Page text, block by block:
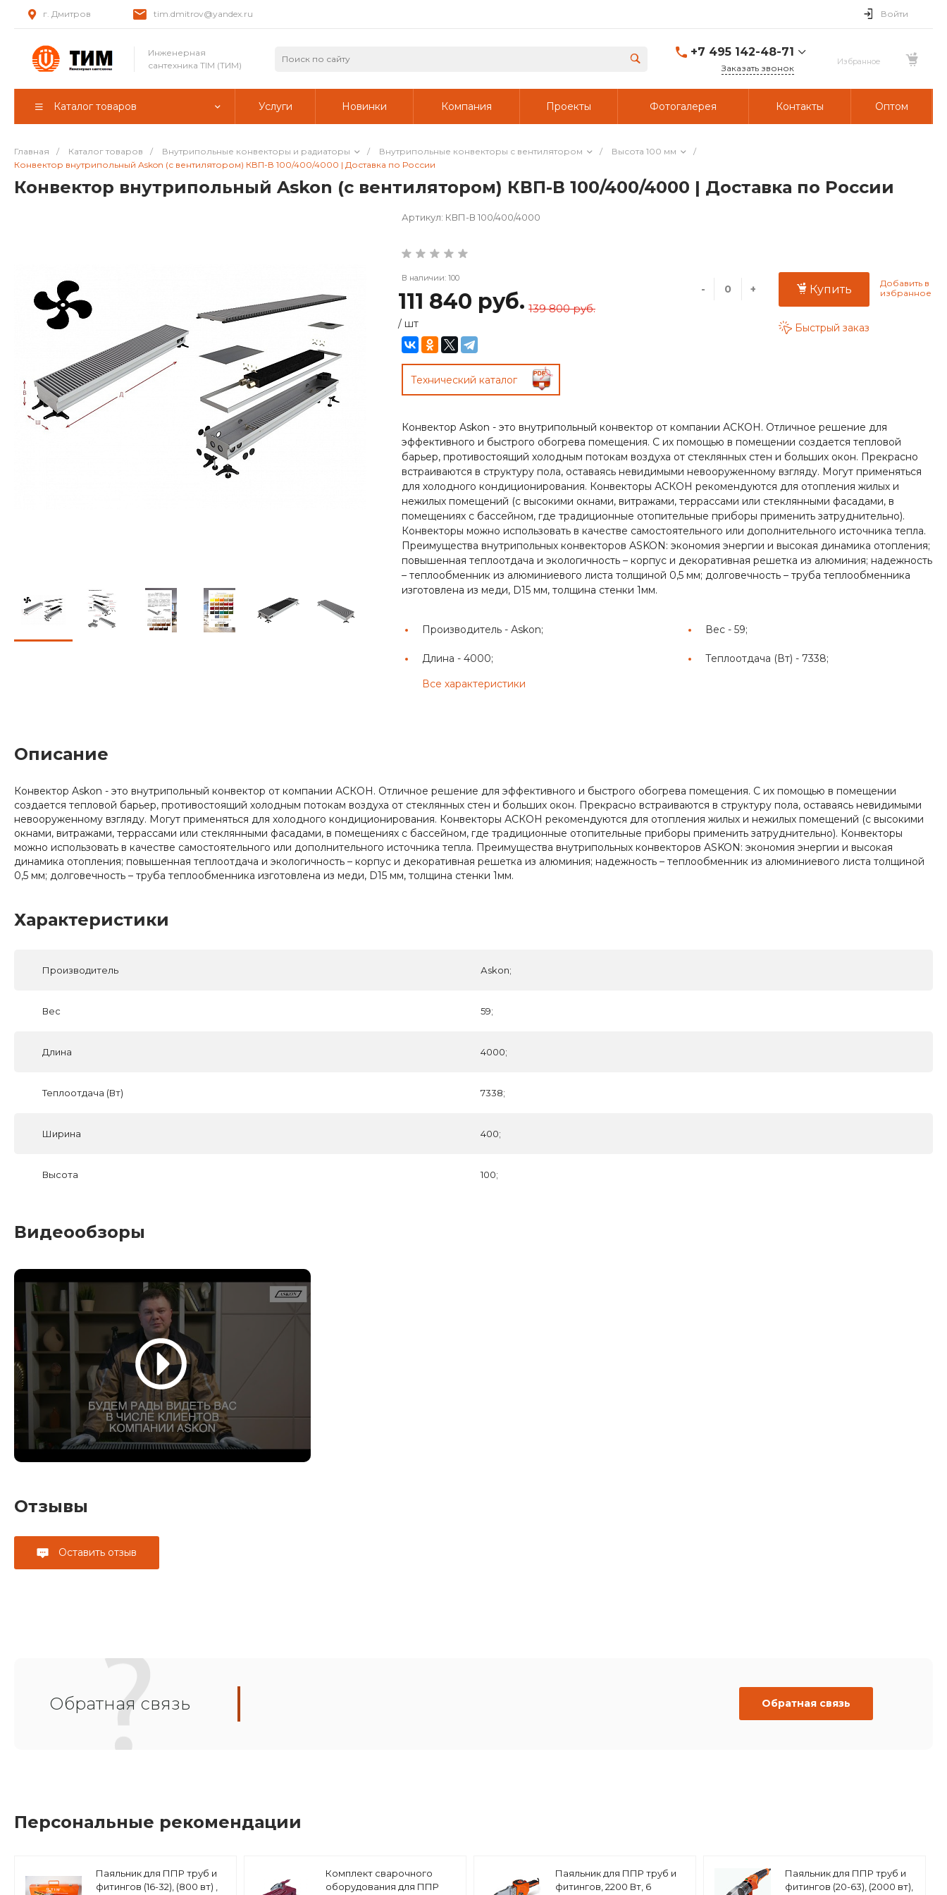
г. Дмитров tim.dmitrov@yandex.ru Войти
Инженерная
сантехника TIM (ТИМ)
+7 495 142-48-71
Заказать звонок
Каталог товаров Услуги Новинки Компания Проекты Фотогалерея Контакты Оптом
Главная / Каталог товаров / Внутрипольные конвекторы и радиаторы / Внутрипольные конвекторы с вентилятором / Высота 100 мм
/
Конвектор внутрипольный Askon (с вентилятором) КВП-В 100/400/4000 | Доставка по России
Конвектор внутрипольный Askon (с вентилятором) КВП-В 100/400/4000 | Доставка по России
Артикул: КВП-В 100/400/4000
В наличии: 100
111 840 руб.
/ шт
139 800 руб.
- + Купить
Быстрый заказ
Технический каталог
Конвектор Askon - это внутрипольный конвектор от компании АСКОН. Отличное решение для
эффективного и быстрого обогрева помещения. С их помощью в помещении создается тепловой
барьер, противостоящий холодным потокам воздуха от стеклянных стен и больших окон. Прекрасно
встраиваются в структуру пола, оставаясь невидимыми невооруженному взгляду. Могут применяться
для холодного кондиционирования. Конвекторы АСКОН рекомендуются для отопления жилых и
нежилых помещений (с высокими окнами, витражами, террассами или стеклянными фасадами, в
помещениях с бассейном, где традиционные отопительные приборы применить затруднительно).
Конвекторы можно использовать в качестве самостоятельного или дополнительного источника тепла.
Преимущества внутрипольных конвекторов ASKON: экономия энергии и высокая динамика отопления;
повышенная теплоотдача и экологичность – корпус и декоративная решетка из алюминия; надежность
– теплообменник из алюминиевого листа толщиной 0,5 мм; долговечность – труба теплообменника
изготовлена из меди, D15 мм, толщина стенки 1мм.
Производитель - Аskon; Вес - 59;
Длина - 4000; Теплоотдача (Вт) - 7338;
Все характеристики
Описание
Конвектор Askon - это внутрипольный конвектор от компании АСКОН. Отличное решение для эффективного и быстрого обогрева помещения. С их помощью в помещении
создается тепловой барьер, противостоящий холодным потокам воздуха от стеклянных стен и больших окон. Прекрасно встраиваются в структуру пола, оставаясь невидимыми
невооруженному взгляду. Могут применяться для холодного кондиционирования. Конвекторы АСКОН рекомендуются для отопления жилых и нежилых помещений (с высокими
окнами, витражами, террассами или стеклянными фасадами, в помещениях с бассейном, где традиционные отопительные приборы применить затруднительно). Конвекторы
можно использовать в качестве самостоятельного или дополнительного источника тепла. Преимущества внутрипольных конвекторов ASKON: экономия энергии и высокая
динамика отопления; повышенная теплоотдача и экологичность – корпус и декоративная решетка из алюминия; надежность – теплообменник из алюминиевого листа толщиной
0,5 мм; долговечность – труба теплообменника изготовлена из меди, D15 мм, толщина стенки 1мм.
Характеристики
Производитель Аskon;
Вес 59;
Длина 4000;
Теплоотдача (Вт) 7338;
Ширина 400;
Высота 100;
Видеообзоры
Отзывы
Оставить отзыв
Обратная связь Обратная связь
Персональные рекомендации
Паяльник для ППР труб и
фитингов (16-32), (800 вт) ,
Комплект сварочного
оборудования для ППР
Паяльник для ППР труб и
фитингов, 2200 Вт, 6
Паяльник для ППР труб и
фитингов (20-63), (2000 вт),